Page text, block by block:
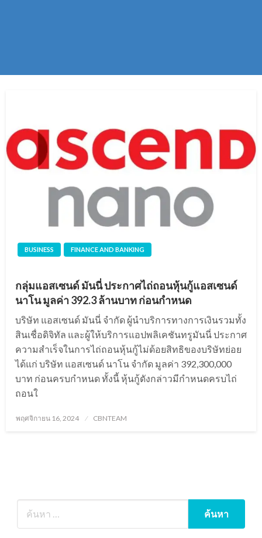
BUSINESS FINANCE AND BANKING
กลุ่มแอสเซนด์ มันนี่ ประกาศไถ่ถอนหุ้นกู้แอสเซนด์
นาโน มูลค่า 392.3 ล้านบาท ก่อนกำหนด
บริษัท แอสเซนด์ มันนี่ จำกัด ผู้นำบริการทางการเงินรวมทั้ง
สินเชื่อดิจิทัล และผู้ให้บริการแอปพลิเคชันทรูมันนี่ ประกาศ
ความสำเร็จในการไถ่ถอนหุ้นกู้ไม่ด้อยสิทธิของบริษัทย่อย
ได้แก่ บริษัท แอสเซนด์ นาโน จำกัด มูลค่า 392,300,000
บาท ก่อนครบกำหนด ทั้งนี้ หุ้นกู้ดังกล่าวมีกำหนดครบไถ่
ถอนใ
Posted
พฤศจิกายน 16, 2024 CBNTEAM